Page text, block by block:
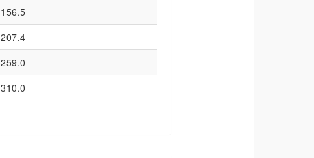
156.5
207.4
259.0
310.0